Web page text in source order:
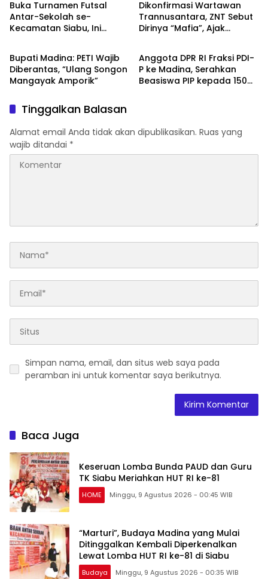
Buka Turnamen Futsal
Antar-Sekolah se-
Kecamatan Siabu, Ini
Dikonfirmasi Wartawan
Trannusantara, ZNT Sebut
Dirinya “Mafia”, Ajak
HOME
Bupati Madina: PETI Wajib
Diberantas, “Ulang Songon
Mangayak Amporik”
HOME
Anggota DPR RI Fraksi PDI-
P ke Madina, Serahkan
Beasiswa PIP kepada 150
Tinggalkan Balasan
Alamat email Anda tidak akan dipublikasikan. Ruas yang
wajib ditandai *
Simpan nama, email, dan situs web saya pada
peramban ini untuk komentar saya berikutnya.
Baca Juga
Keseruan Lomba Bunda PAUD dan Guru
TK Siabu Meriahkan HUT RI ke-81
HOME Minggu, 9 Agustus 2026 - 00:45 WIB
“Marturi”, Budaya Madina yang Mulai
Ditinggalkan Kembali Diperkenalkan
Lewat Lomba HUT RI ke-81 di Siabu
Budaya Minggu, 9 Agustus 2026 - 00:35 WIB